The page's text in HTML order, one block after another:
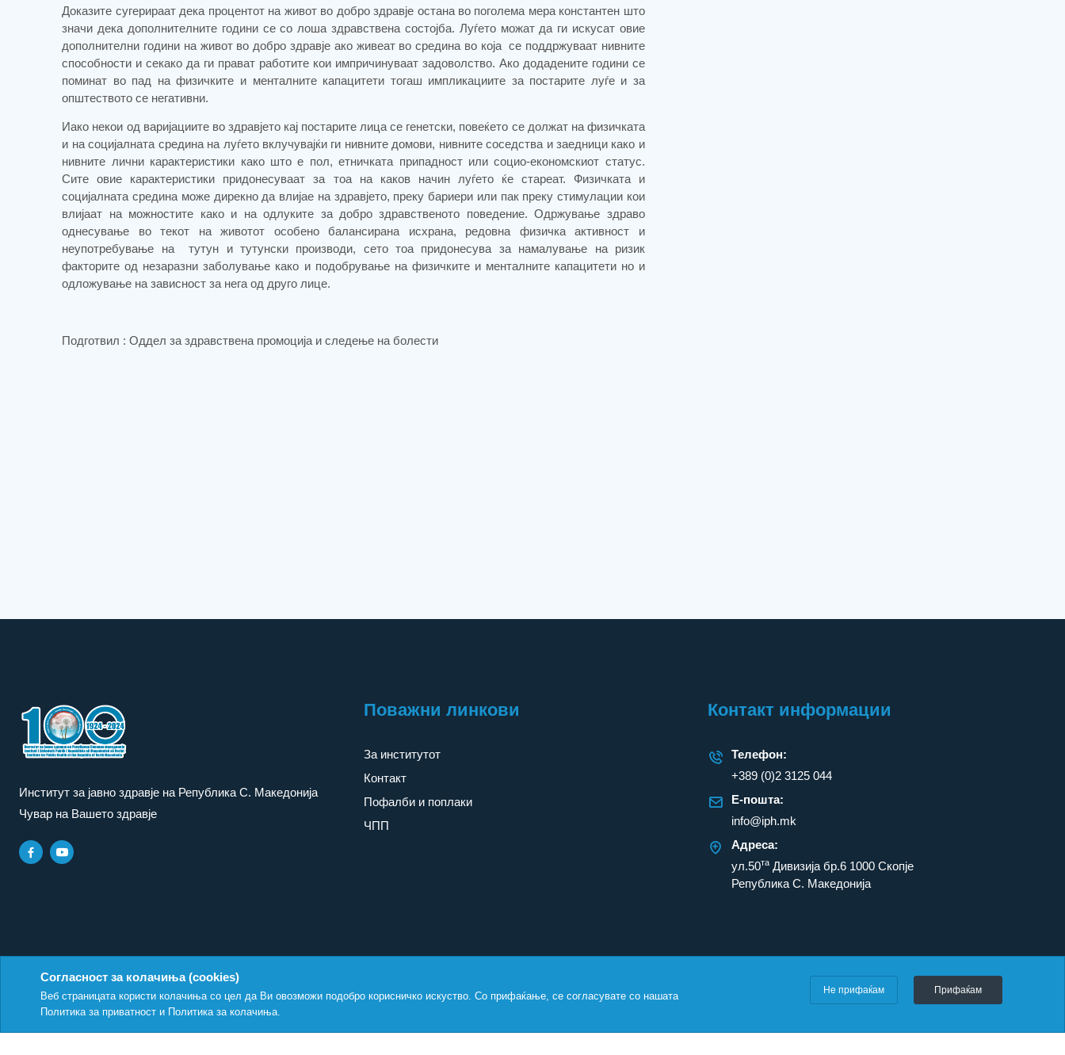
Доказите сугерираат дека процентот на живот во добро здравје остана во поголема мера константен што
значи дека дополнителните години се со лоша здравствена состојба. Луѓето можат да ги искусат овие
дополнителни години на живот во добро здравје ако живеат во средина во која се поддржуваат нивните
способности и секако да ги прават работите кои импричинуваат задоволство. Ако додадените години се
поминат во пад на физичките и менталните капацитети тогаш импликациите за постарите луѓе и за
општеството се негативни.
Иако некои од варијациите во здравјето кај постарите лица се генетски, повеќето се должат на физичката
и на социјалната средина на луѓето вклучувајќи ги нивните домови, нивните соседства и заедници како и
нивните лични карактеристики како што е пол, етничката припадност или социо-економскиот статус.
Сите овие карактеристики придонесуваат за тоа на каков начин луѓето ќе стареат. Физичката и
социјалната средина може дирекно да влијае на здравјето, преку бариери или пак преку стимулации кои
влијаат на можностите како и на одлуките за добро здравственото поведение. Одржување здраво
однесување во текот на животот особено балансирана исхрана, редовна физичка активност и
неупотребување на
тутун и тутунски производи, сето тоа придонесува за намалување на ризик
факторите од незаразни заболување како и подобрување на физичките и менталните капацитети но и
одложување на зависност за нега од друго лице.
Подготвил : Оддел за здравствена промоција и следење на болести
Институт за јавно здравје на Република С. Македонија
Чувар на Вашето здравје
Поважни линкови
За институтот
Контакт
Пофалби и поплаки
ЧПП
Контакт информации
Телефон:
+389 (0)2 3125 044
Е-пошта:
info@iph.mk
Адреса:
ул.50та Дивизија бр.6 1000 Скопје
Република С. Македонија
Политика за приватност | Политика за колачиња Copyright 2026. All rights reserved byUNET.
Согласност за колачиња (cookies)
Веб страницата користи колачиња со цел да Ви овозможи подобро корисничко искуство. Со прифаќање, се согласувате со нашата
Политика за приватност и Политика за колачиња.
Не прифаќам Прифаќам